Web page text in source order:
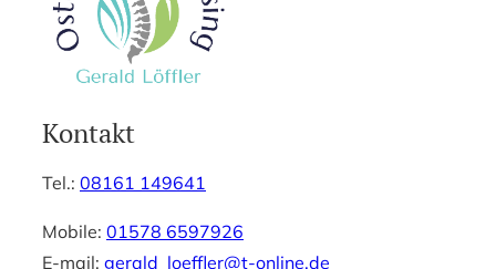
Kontakt
Tel.: 08161 149641
Mobile: 01578 6597926
E-mail: gerald_loeffler@t-online.de